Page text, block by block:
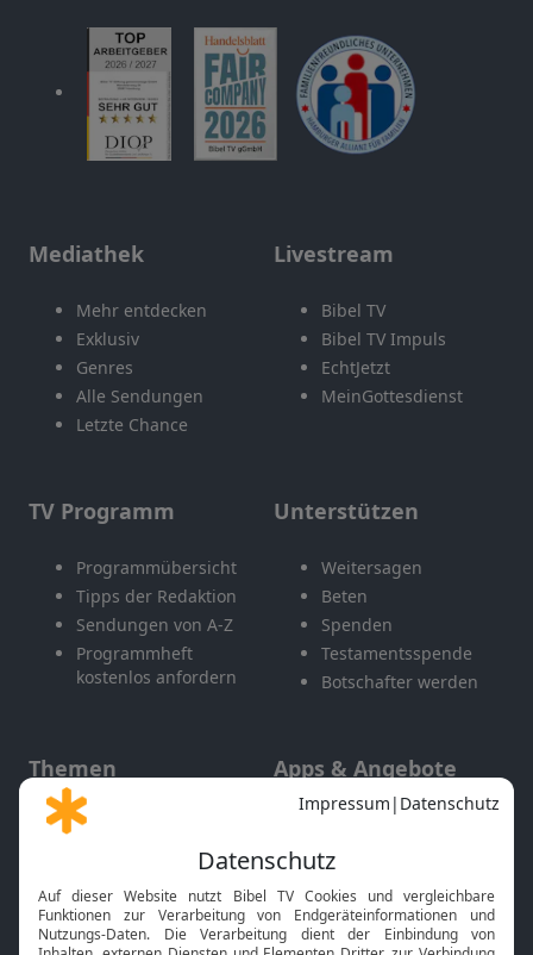
Mediathek
Mehr entdecken
Exklusiv
Genres
Alle Sendungen
Letzte Chance
Livestream
Bibel TV
Bibel TV Impuls
EchtJetzt
MeinGottesdienst
TV Programm
Programmübersicht
Tipps der Redaktion
Sendungen von A-Z
Programmheft
kostenlos anfordern
Unterstützen
Weitersagen
Beten
Spenden
Testamentsspende
Botschafter werden
Themen
Gott und Bibel erklärt
Neuigkeiten
Apps & Angebote
Mobile App
Smart TV
HbbTV